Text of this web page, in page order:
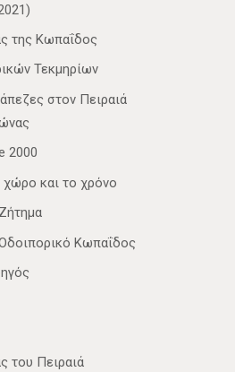
της Κωπαΐδος
Τεκμηρίων
στον Πειραιά
2000
και το χρόνο
Κωπαΐδος
του Πειραιά